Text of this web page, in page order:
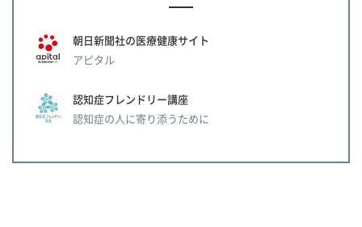
朝日新聞社の医療健康サイト
アピタル
認知症フレンドリー講座
認知症の人に寄り添うために